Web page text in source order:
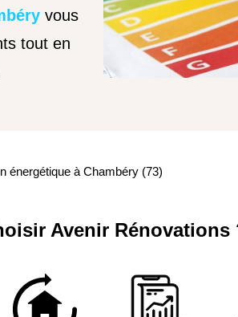
vous
tout en
énergétique à Chambéry (73)
Avenir Rénovations